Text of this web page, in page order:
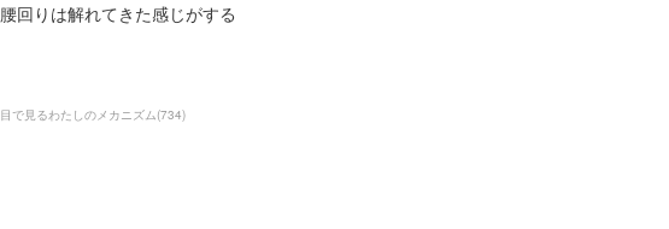
腰回りは解れてきた感じがする
目で見るわたしのメカニズム(734)